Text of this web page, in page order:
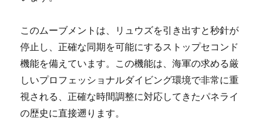
このムーブメントは、リュウズを引き出すと秒針が
停止し、正確な同期を可能にするストップセコンド
機能を備えています。この機能は、海軍の求める厳
しいプロフェッショナルダイビング環境で非常に重
視される、正確な時間調整に対応してきたパネライ
の歴史に直接遡ります。